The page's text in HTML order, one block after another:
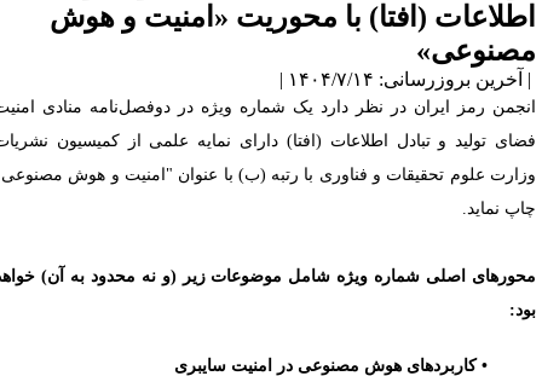
(افتا) با محوریت «امنیت و هوش
بروزرسانی: ۱۴۰۴/۷/۱۴ |
رمز ایران در نظر دارد یک شماره ویژه در دوفصل‌نامه منادی امنیت
تولید و تبادل اطلاعات (افتا) دارای نمایه علمی از کمیسیون نشریات
علوم تحقیقات و فناوری با رتبه (ب) با عنوان "امنیت و هوش مصنوعی"
نماید.
اصلی شماره ویژه شامل موضوعات زیر (و نه محدود به آن) خواهد
• کاربردهای هوش مصنوعی در امنیت سایبری